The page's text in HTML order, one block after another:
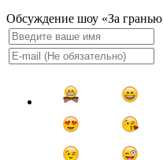
Обсуждение шоу «За